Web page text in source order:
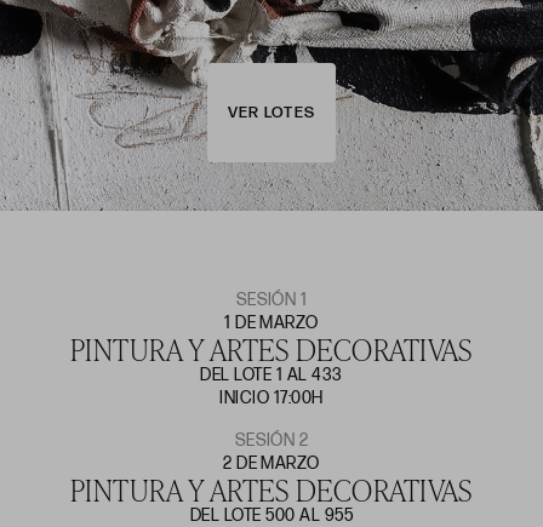
VER LOTES
SESIÓN 1
1 DE MARZO
PINTURA Y ARTES DECORATIVAS
DEL LOTE 1 AL 433
INICIO 17:00H
SESIÓN 2
2 DE MARZO
PINTURA Y ARTES DECORATIVAS
DEL LOTE 500 AL 955